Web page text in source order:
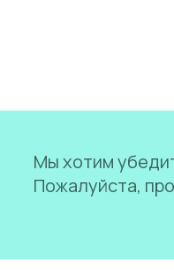
Мы хотим
Пожалуйста,